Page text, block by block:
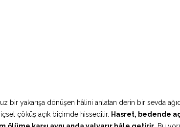
bir yakarışa dönüşen hâlini anlatan derin bir sevda
içsel çöküş açık biçimde hissedilir. Hasret, bedende